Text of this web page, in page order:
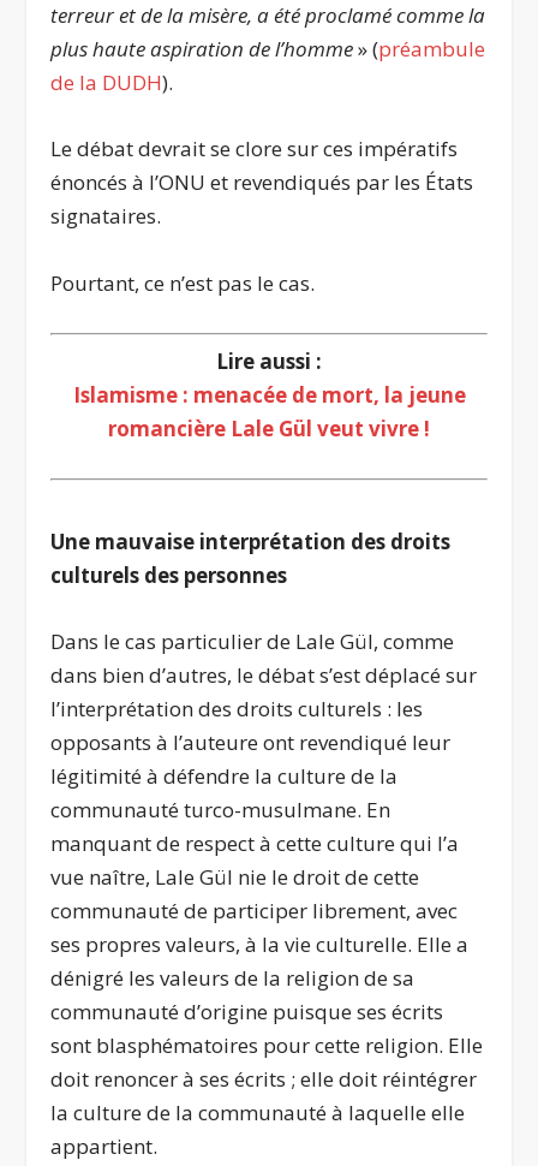
terreur et de la misère, a été proclamé comme la
plus haute aspiration de l’homme» (préambule
de la DUDH).
Le débat devrait se clore sur ces impératifs
énoncés à l’ONU et revendiqués par les États
signataires.
Pourtant, ce n’est pas le cas.
Lire aussi :
Islamisme : menacée de mort, la jeune
romancière Lale Gül veut vivre !
Une mauvaise interprétation des droits
culturels des personnes
Dans le cas particulier de Lale Gül, comme
dans bien d’autres, le débat s’est déplacé sur
l’interprétation des droits culturels : les
opposants à l’auteure ont revendiqué leur
légitimité à défendre la culture de la
communauté turco-musulmane. En
manquant de respect à cette culture qui l’a
vue naître, Lale Gül nie le droit de cette
communauté de participer librement, avec
ses propres valeurs, à la vie culturelle. Elle a
dénigré les valeurs de la religion de sa
communauté d’origine puisque ses écrits
sont blasphématoires pour cette religion. Elle
doit renoncer à ses écrits ; elle doit réintégrer
la culture de la communauté à laquelle elle
appartient.